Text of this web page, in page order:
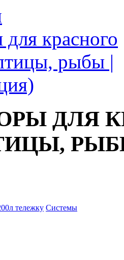
ДЛЯ
тележку Системы